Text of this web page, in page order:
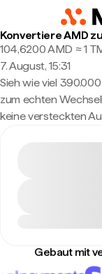
Konvertiere AMD
104,6200 AMD ≈ 1
7. August, 15:31
Sieh wie viel
zum echten
keine versteckten
Gebaut mit